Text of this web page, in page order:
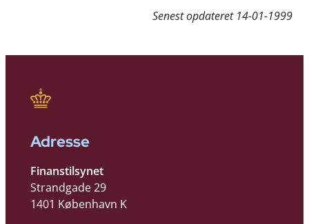
Senest opdateret 14-01-1999
Adresse
Finanstilsynet
Strandgade 29
1401 København K